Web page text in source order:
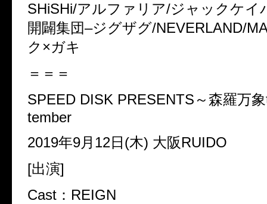
SHiSHi/アルファリア/ジャックケイ
開闢集団–ジグザグ/NEVERLAND/
ク ×ガキ
＝＝＝
SPEED DISK PRESENTS ～森羅万象
tember
2019年9月 12日 (木) 大阪RUIDO
[出演]
Cast ： REIGN